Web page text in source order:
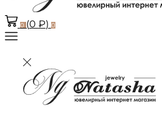
0 (0 ₽) 0